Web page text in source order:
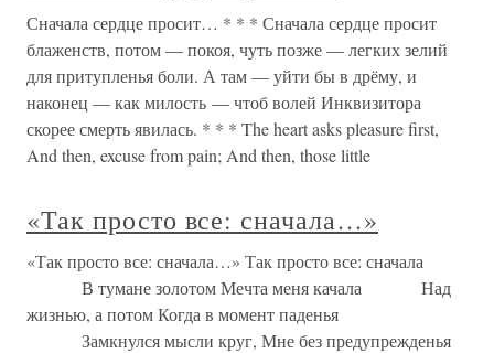
Сначала сердце просит… * * * Сначала сердце просит
блаженств, потом — покоя, чуть позже — легких зелий
для притупленья боли. А там — уйти бы в дрёму, и
наконец — как милость — чтоб волей Инквизитора
скорее смерть явилась. * * * The heart asks pleasure first,
And then, excuse from pain; And then, those little
«Так просто все: сначала…»
«Так просто все: сначала…» Так просто все: сначала
В тумане золотом Мечта меня качала Над
жизнью, а потом Когда в момент паденья
Замкнулся мысли круг, Мне без предупрежденья